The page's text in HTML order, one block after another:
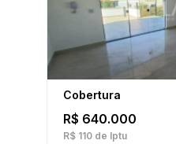
Cobertura
R$ 640.000
R$ 110 de Iptu